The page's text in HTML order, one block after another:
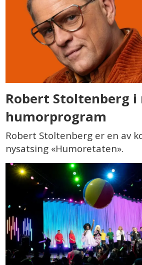
Robert Stoltenberg
humorprogram
Robert Stoltenberg er en av
nysatsing «Humoretaten».